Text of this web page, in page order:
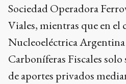
Sociedad Operadora
Viales, mientras que en el
Nucleoeléctrica
Carboníferas Fiscales
de aportes privados